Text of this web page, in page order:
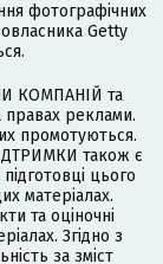
фотографічних
Getty
КОМПАНІЙ та
реклами.
промотуються.
також є
цього
матеріалах.
та оціночні
Згідно з
за зміст